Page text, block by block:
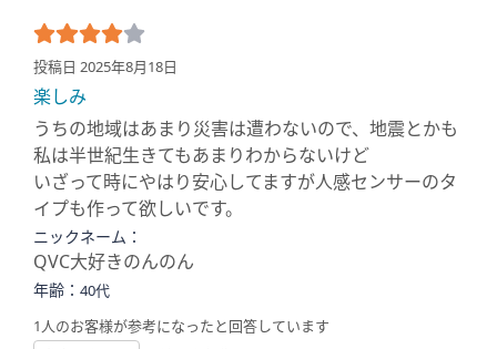
投稿日 2025年8月18日
楽しみ
うちの地域はあまり災害は遭わないので、地震とかも
私は半世紀生きてもあまりわからないけど
いざって時にやはり安心してますが人感センサーのタ
イプも作って欲しいです。
ニックネーム：
QVC大好きのんのん
年齢： 40代
1人のお客様が参考になったと回答しています